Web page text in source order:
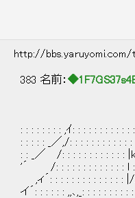
http://
383 名前：
: : : : : : : : ,ｲ: : : : : : : : : :
: : : : : _／,/: : : : : : : : : : :
: : _／ /: : : : : : : : : : : :
'´ /: : : : : : : : : : : : : l :.〉
,ィ´: : : : : : : : : : : : : : |/:
イ´: : : : : : ,,､,_: : : : : : : :